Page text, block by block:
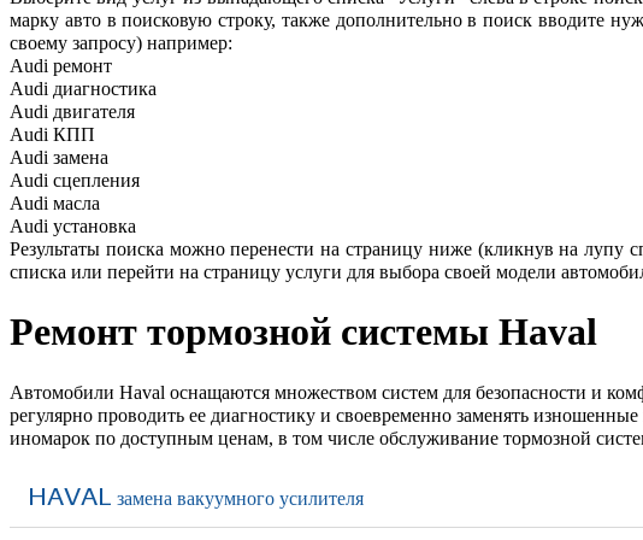
марку авто в поисковую строку, также дополнительно в поиск вводите
своему запросу) например:
Audi ремонт
Audi диагностика
Audi двигателя
Audi КПП
Audi замена
Audi сцепления
Audi масла
Audi установка
Результаты поиска можно перенести на страницу ниже (кликнув на лупу
списка или перейти на страницу услуги для выбора своей модели
Ремонт тормозной системы Haval
Автомобили Haval оснащаются множеством систем для безопасности и
регулярно проводить ее диагностику и своевременно заменять
иномарок по доступным ценам, в том числе обслуживание тормозной
HAVAL замена вакуумного усилителя